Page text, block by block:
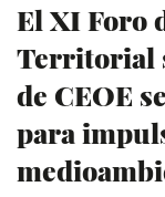
El XI Foro
Territorial
de CEOE
para